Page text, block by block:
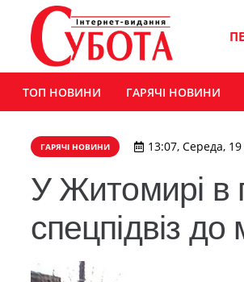
ТОП НОВИНИ ГАРЯЧІ НОВИНИ
ГАРЯЧІ НОВИНИ 13:07, Середа, 19
У Житомирі в
спецпідвіз